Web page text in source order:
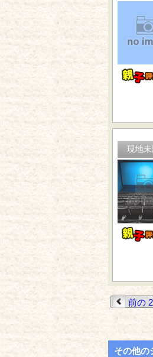
現地
前の
その他の